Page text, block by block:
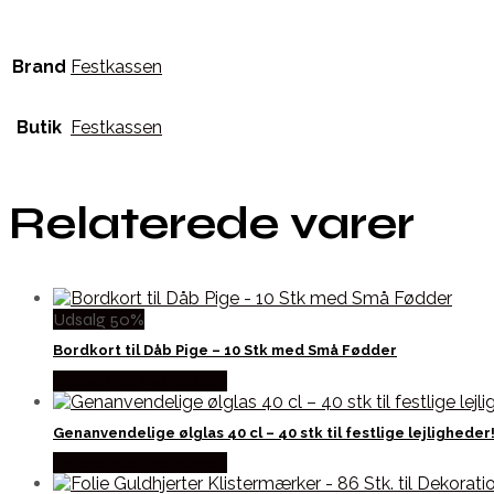
Brand Festkassen
Butik Festkassen
Relaterede varer
Udsalg 50%
Bordkort til Dåb Pige – 10 Stk med Små Fødder
Genanvendelige ølglas 40 cl – 40 stk til festlige lejligheder!